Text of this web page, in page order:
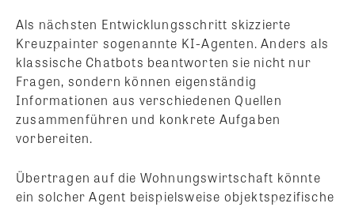
Als nächsten Entwicklungsschritt skizzierte
Kreuzpainter sogenannte KI-Agenten. Anders als
klassische Chatbots beantworten sie nicht nur
Fragen, sondern können eigenständig
Informationen aus verschiedenen Quellen
zusammenführen und konkrete Aufgaben
vorbereiten.
Übertragen auf die Wohnungswirtschaft könnte
ein solcher Agent beispielsweise objektspezifische